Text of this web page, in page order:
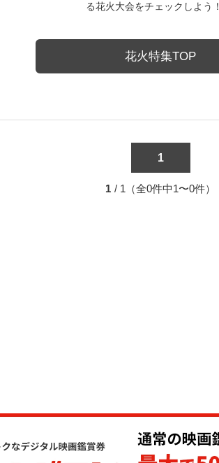
る花火大会をチェックしよう！
花火特集TOP
1
1 / 1（全0件中1〜0件）